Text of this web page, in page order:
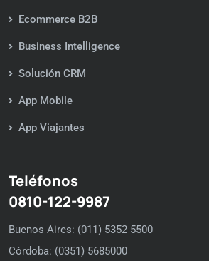
Ecommerce B2B
Business Intelligence
Solución CRM
App Mobile
App Viajantes
Teléfonos
0810-122-9987
Buenos Aires: (011) 5352 5500
Córdoba: (0351) 5685000